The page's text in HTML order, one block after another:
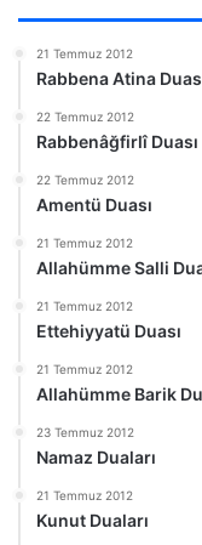
21 Temmuz 2012
Rabbena Atina
22 Temmuz 2012
Rabbenâğfirlî Duası
22 Temmuz 2012
Amentü Duası
21 Temmuz 2012
Allahümme Salli
21 Temmuz 2012
Ettehiyyatü Duası
21 Temmuz 2012
Allahümme Barik
23 Temmuz 2012
Namaz Duaları
21 Temmuz 2012
Kunut Duaları